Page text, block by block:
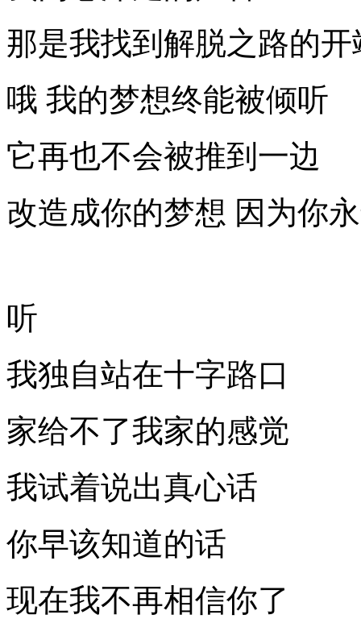
那是我找到解脱之路的开
哦 我的梦想终能被倾听
它再也不会被推到一边
改造成你的梦想 因为你
听
我独自站在十字路口
家给不了我家的感觉
我试着说出真心话
你早该知道的话
现在我不再相信你了